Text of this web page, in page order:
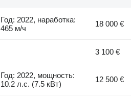
Год: 2022, наработка:
465 м/ч
18 000 €
3 100 €
Год: 2022, мощность:
10.2 л.с. (7.5 кВт)
12 500 €